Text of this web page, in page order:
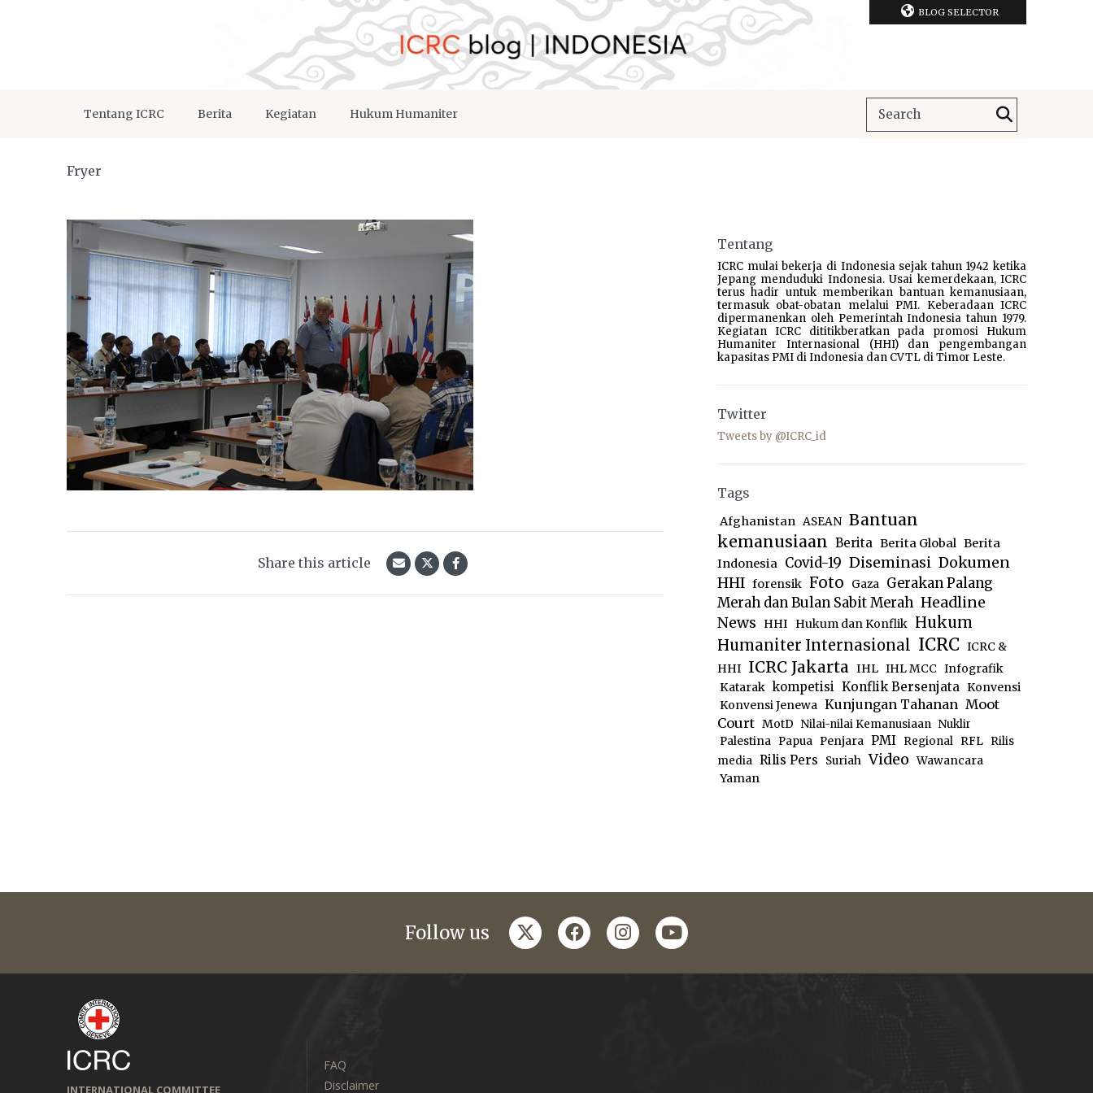
BLOG SELECTOR
Tentang ICRC Berita Kegiatan Hukum Humaniter
Fryer
Share this article
Tentang
ICRC mulai bekerja di Indonesia sejak tahun 1942 ketika
Jepang menduduki Indonesia. Usai kemerdekaan, ICRC
terus hadir untuk memberikan bantuan kemanusiaan,
termasuk obat-obatan melalui PMI. Keberadaan ICRC
dipermanenkan oleh Pemerintah Indonesia tahun 1979.
Kegiatan ICRC dititikberatkan pada promosi Hukum
Humaniter Internasional (HHI) dan pengembangan
kapasitas PMI di Indonesia dan CVTL di Timor Leste.
Twitter
Tweets by @ICRC_id
Tags
Afghanistan ASEAN Bantuan
kemanusiaan Berita Berita Global Berita
Indonesia Covid-19 Diseminasi Dokumen
HHI forensik Foto Gaza Gerakan Palang
Merah dan Bulan Sabit Merah Headline
News
HHI Hukum dan Konflik Hukum
Humaniter Internasional ICRC ICRC &
HHI ICRC Jakarta IHL IHL MCC Infografik
Katarak kompetisi Konflik Bersenjata Konvensi
Konvensi Jenewa Kunjungan Tahanan Moot
Court MotD Nilai-nilai Kemanusiaan Nuklir
Palestina
Papua Penjara PMI Regional RFL
Rilis
media Rilis Pers Suriah Video Wawancara
Yaman
Follow us twitterfacebookinstagram
youtube
INTERNATIONAL COMMITTEE
FAQ
Disclaimer